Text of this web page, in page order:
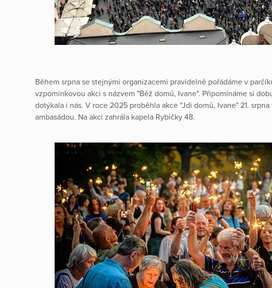
Během srpna se stejnými organizacemi pravidelně pořádáme v
vzpomínkovou akci s názvem "Běž domů, Ivane". Připomínáme si
dotýkala i nás. V roce 2025 proběhla akce "Jdi domů, Ivane" 21.
ambasádou. Na akci zahrála kapela Rybičky 48.